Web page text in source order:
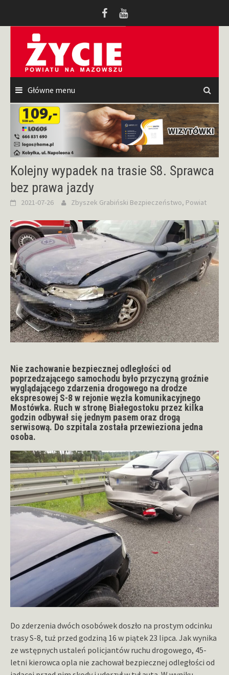
Główne menu
Kolejny wypadek na trasie S8. Sprawca
bez prawa jazdy
2021-07-26 Zbyszek Grabiński Bezpieczeństwo, Powiat
Nie zachowanie bezpiecznej odległości od
poprzedzającego samochodu było przyczyną groźnie
wyglądającego zdarzenia drogowego na drodze
ekspresowej S-8 w rejonie węzła komunikacyjnego
Mostówka. Ruch w stronę Białegostoku przez kilka
godzin odbywał się jednym pasem oraz drogą
serwisową. Do szpitala została przewieziona jedna
osoba.
Do zderzenia dwóch osobówek doszło na prostym odcinku
trasy S-8, tuż przed godziną 16 w piątek 23 lipca. Jak wynika
ze wstępnych ustaleń policjantów ruchu drogowego, 45-
letni kierowca opla nie zachował bezpiecznej odległości od